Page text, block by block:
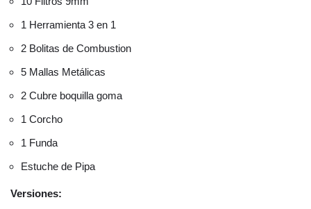
1 Herramienta 3 en 1
2 Bolitas de Combustion
5 Mallas Metálicas
2 Cubre boquilla goma
1 Corcho
1 Funda
Estuche de Pipa
Versiones: